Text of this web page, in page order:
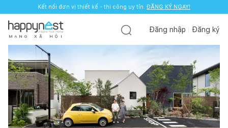
Kết nối đơn vị thiết kế - thi công uy tín. ĐĂNG KÝ NGAY!
M Ạ N G X Ã H Ộ I
Đăng nhập Đăng ký